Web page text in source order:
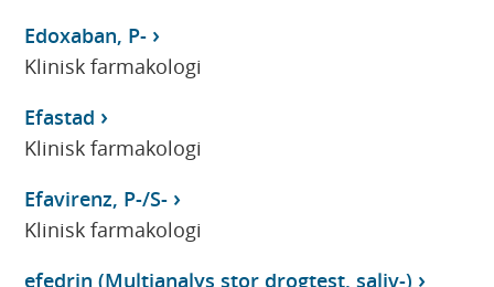
Edoxaban, P-
Klinisk farmakologi
Efastad
Klinisk farmakologi
Efavirenz, P-/S-
Klinisk farmakologi
efedrin (Multianalys stor drogtest, saliv-)